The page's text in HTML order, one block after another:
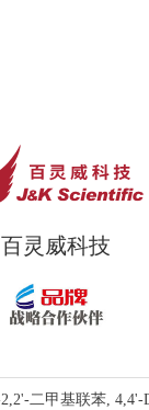
百灵威科技